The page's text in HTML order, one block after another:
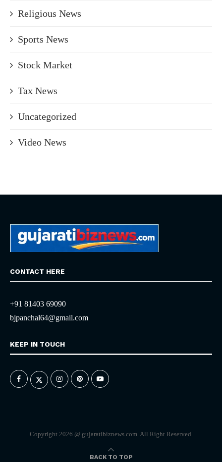
Religious News
Sports News
Stock Market
Tax News
Uncategorized
Video News
CONTACT HERE
+91 81403 69090
bjpanchal64@gmail.com
KEEP IN TOUCH
Copyright 2026 @ gujaratibiznews.com. All Right Reserved.
BACK TO TOP